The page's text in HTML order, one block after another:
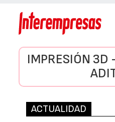
IMPRESIÓN 3D
ACTUALIDAD